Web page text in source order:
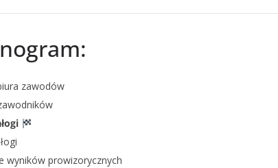
zawodów
wyników prowizorycznych